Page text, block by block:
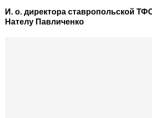
И. о. директора ставропольской
Нателу Павличенко